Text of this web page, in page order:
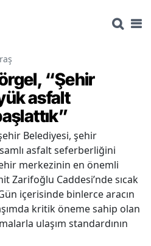
“Şehir
asfalt
Belediyesi, şehir
asfalt seferberliğini
merkezinin en önemli
Zarifoğlu Caddesi’nde sıcak
içerisinde binlerce aracın
kritik öneme sahip olan
ulaşım standardının